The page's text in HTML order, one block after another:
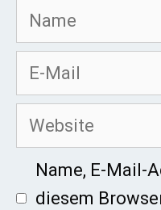
Name
E-
Mail
Website
Name, E-Mail-
diesem